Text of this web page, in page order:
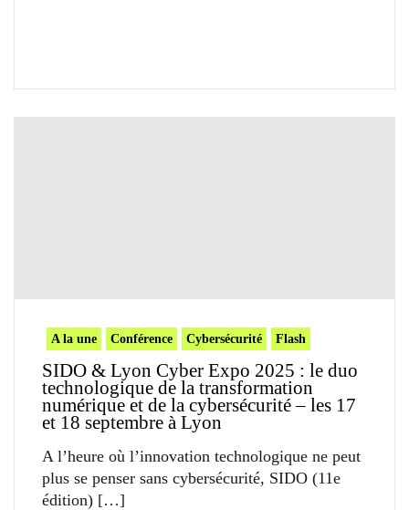
A la une Conférence Cybersécurité Flash
SIDO & Lyon Cyber Expo 2025 : le duo
technologique de la transformation
numérique et de la cybersécurité – les 17
et 18 septembre à Lyon
A l’heure où l’innovation technologique ne peut
plus se penser sans cybersécurité, SIDO (11e
édition)